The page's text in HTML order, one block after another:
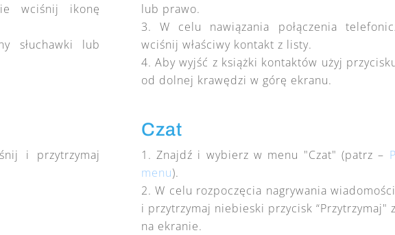
wciśnij ikonę
słuchawki lub
lub prawo.
W celu nawiązania połączenia
wciśnij właściwy kontakt z listy.
Aby wyjść z książki kontaktów użyj
od dolnej krawędzi w górę ekranu.
i przytrzymaj
Czat
Znajdź i wybierz w menu "Czat" (patrz –
menu).
W celu rozpoczęcia nagrywania
i przytrzymaj niebieski przycisk “Przytrzymaj"
na ekranie.